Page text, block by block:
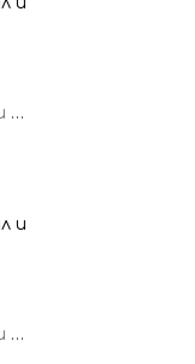
Бродиран пач за дрехи текстил и тениски - Бяла китара
Бродиран пач за дрехи текстил и тениски - Червена китара